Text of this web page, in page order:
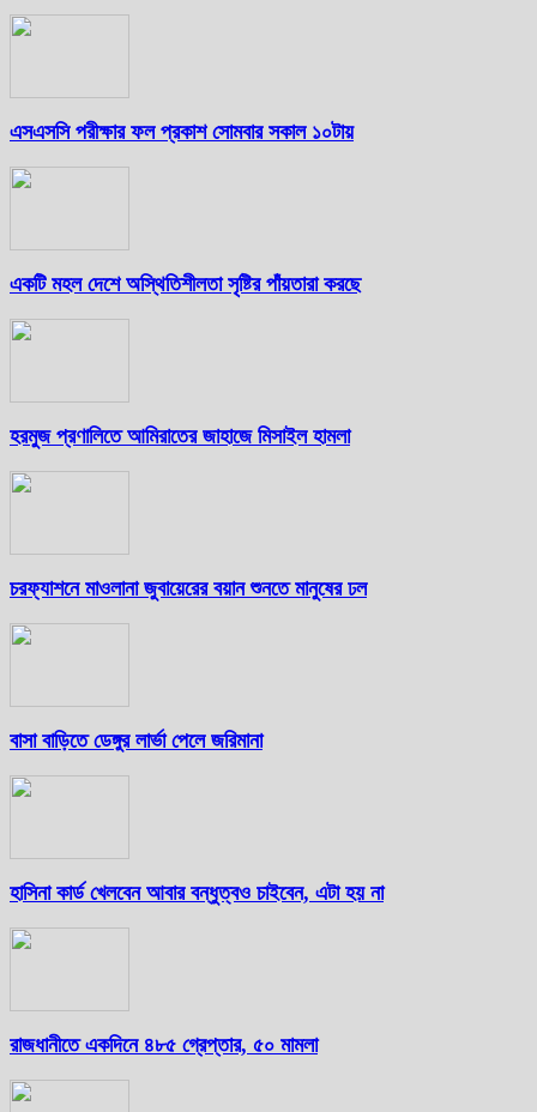
এসএসসি পরীক্ষার ফল প্রকাশ সোমবার সকাল ১০টায়
একটি মহল দেশে অস্থিতিশীলতা সৃষ্টির পাঁয়তারা করছে
হরমুজ প্রণালিতে আমিরাতের জাহাজে মিসাইল হামলা
চরফ্যাশনে মাওলানা জুবায়েরের বয়ান শুনতে মানুষের ঢল
বাসা বাড়িতে ডেঙ্গুর লার্ভা পেলে জরিমানা
হাসিনা কার্ড খেলবেন আবার বন্ধুত্বও চাইবেন, এটা হয় না
রাজধানীতে একদিনে ৪৮৫ গ্রেপ্তার, ৫০ মামলা